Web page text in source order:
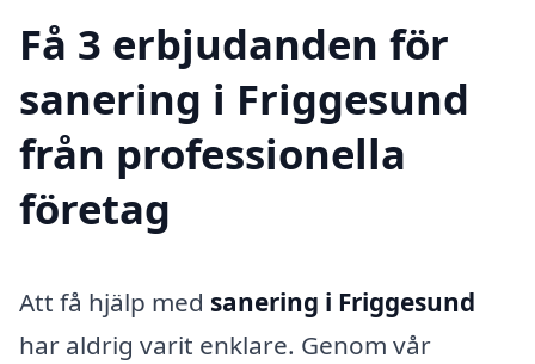
Få 3 erbjudanden för
sanering i Friggesund
från professionella
företag
Att få hjälp med sanering i Friggesund
har aldrig varit enklare. Genom vår